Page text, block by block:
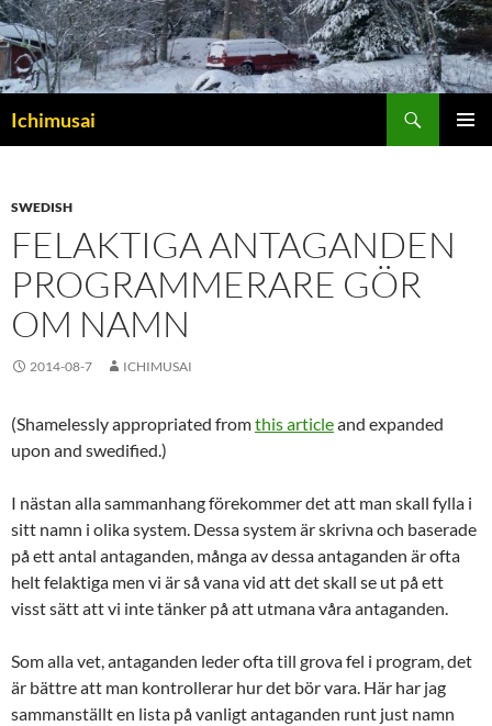
Ichimusai
SWEDISH
FELAKTIGA ANTAGANDEN
PROGRAMMERARE GÖR
OM NAMN
2014-08-7 ICHIMUSAI
(Shamelessly appropriated fromthis articleand expanded
upon and swedified.)
I nästan alla sammanhang förekommer det att man skall fylla i
sitt namn i olika system. Dessa system är skrivna och baserade
på ett antal antaganden, många av dessa antaganden är ofta
helt felaktiga men vi är så vana vid att det skall se ut på ett
visst sätt att vi inte tänker på att utmana våra antaganden.
Som alla vet, antaganden leder ofta till grova fel i program, det
är bättre att man kontrollerar hur det bör vara. Här har jag
sammanställt en lista på vanligt antaganden runt just namn